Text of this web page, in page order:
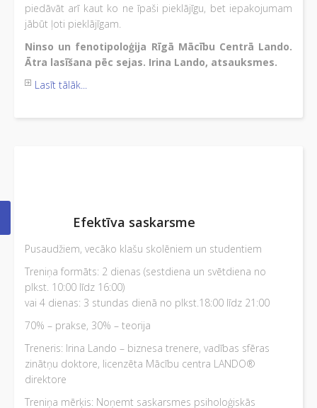
piedāvāt arī kaut ko ne īpaši pieklājīgu, bet iepakojumam
jābūt ļoti pieklājīgam.
Ninso un fenotipoloģija Rīgā Mācību Centrā Lando.
Ātra lasīšana pēc sejas. Irina Lando, atsauksmes.
Lasīt tālāk...
Efektīva saskarsme
Pusaudžiem, vecāko klašu skolēniem un studentiem
Treniņa formāts: 2 dienas (sestdiena un svētdiena no
plkst. 10:00 līdz 16:00)
vai 4 dienas: 3 stundas dienā no plkst.18:00 līdz 21:00
70% – prakse, 30% – teorija
Treneris: Irina Lando – biznesa trenere, vadības sfēras
zinātņu doktore, licenzēta Mācību centra LANDO®
direktore
Treniņa mērķis: Noņemt saskarsmes psiholoģiskās